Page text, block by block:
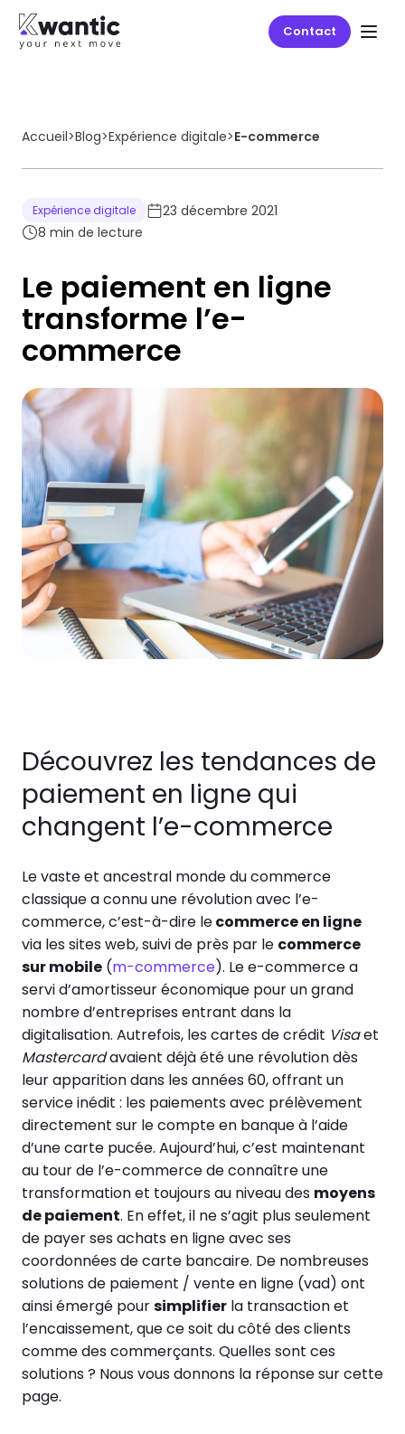
Contact
Accueil>Blog>Expérience digitale>E-commerce
Expérience digitale
23 décembre 2021
8 min de lecture
Le paiement en ligne
transforme l’e-
commerce
Découvrez les tendances de
paiement en ligne qui
changent l’e-commerce
Le vaste et ancestral monde du commerce
classique a connu une révolution avec l’e-
commerce, c’est-à-dire lecommerce en ligne
via les sites web, suivi de près par le commerce
sur mobile (m-commerce). Le e-commerce a
servi d’amortisseur économique pour un grand
nombre d’entreprises entrant dans la
digitalisation. Autrefois, les cartes de crédit Visaet
Mastercardavaient déjà été une révolution dès
leur apparition dans les années 60, offrant un
service inédit : les paiements avec prélèvement
directement sur le compte en banque à l’aide
d’une carte pucée. Aujourd’hui, c’est maintenant
au tour de l’e-commerce de connaître une
transformation et toujours au niveau des moyens
de paiement. En effet, il ne s’agit plus seulement
de payer ses achats en ligne avec ses
coordonnées de carte bancaire. De nombreuses
solutions de paiement / vente en ligne (vad) ont
ainsi émergé poursimplifier la transaction et
l’encaissement, que ce soit du côté des clients
comme des commerçants. Quelles sont ces
solutions ? Nous vous donnons la réponse sur cette
page.